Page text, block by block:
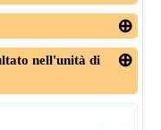
nell'unità di